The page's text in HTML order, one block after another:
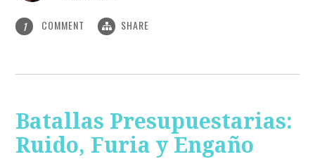
1 COMMENT SHARE
Batallas Presupuestarias:
Ruido, Furia y Engaño